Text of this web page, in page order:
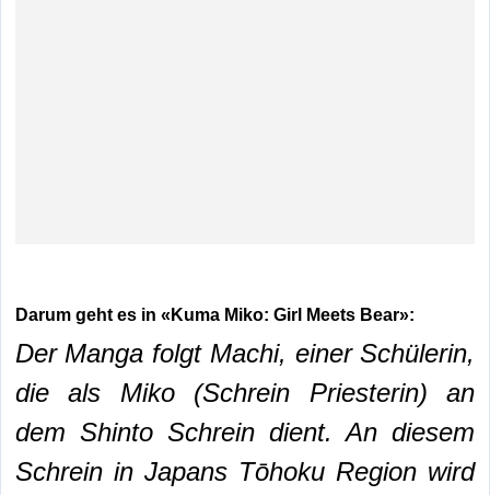
Darum geht es in « Kuma Miko: Girl Meets Bear»:
Der Manga folgt Machi, einer Schülerin,
die als Miko (Schrein Priesterin) an
dem Shinto Schrein dient. An diesem
Schrein in Japans Tōhoku Region wird